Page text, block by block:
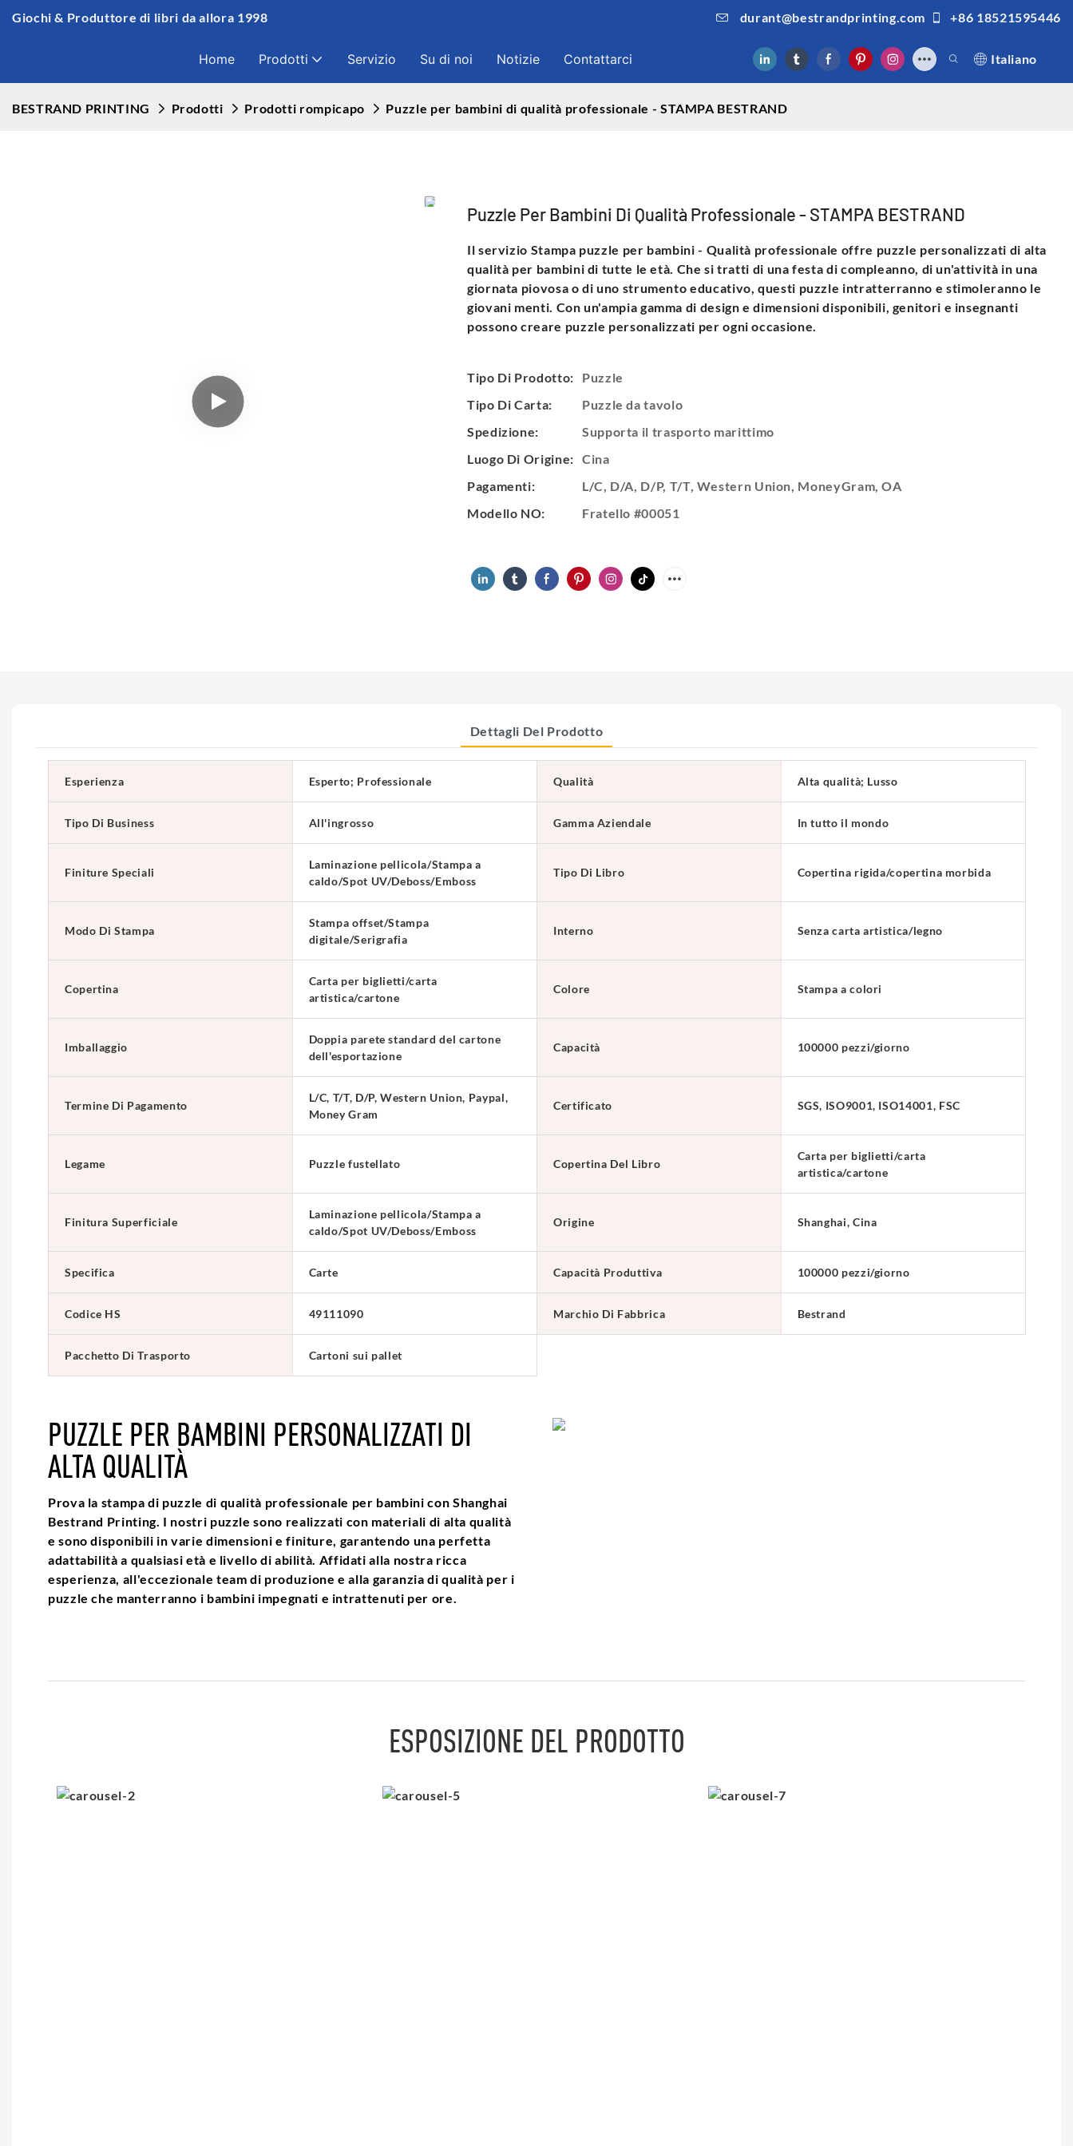
Giochi & Produttore di libri da allora 1998 durant@bestrandprinting.com +86 18521595446
Home Prodotti Servizio Su di noi Notizie Contattarci Italiano
BESTRAND PRINTING Prodotti Prodotti rompicapo Puzzle per bambini di qualità professionale - STAMPA BESTRAND
Puzzle Per Bambini Di Qualità Professionale - STAMPA BESTRAND
Il servizio Stampa puzzle per bambini - Qualità professionale offre puzzle personalizzati di alta
qualità per bambini di tutte le età. Che si tratti di una festa di compleanno, di un'attività in una
giornata piovosa o di uno strumento educativo, questi puzzle intratterranno e stimoleranno le
giovani menti. Con un'ampia gamma di design e dimensioni disponibili, genitori e insegnanti
possono creare puzzle personalizzati per ogni occasione.
Tipo Di Prodotto:
Puzzle
Tipo Di Carta:
Puzzle da tavolo
Spedizione:
Supporta il trasporto marittimo
Luogo Di Origine: Cina
Pagamenti:
L/C, D/A, D/P, T/T, Western Union, MoneyGram, OA
Modello NO:
Fratello #00051
Dettagli Del Prodotto
Esperienza Esperto; Professionale Qualità Alta qualità; Lusso
Tipo Di Business All'ingrosso Gamma Aziendale In tutto il mondo
Finiture Speciali
Laminazione pellicola/Stampa a
caldo/Spot UV/Deboss/Emboss
Tipo Di Libro Copertina rigida/copertina morbida
Modo Di Stampa
Stampa offset/Stampa
digitale/Serigrafia
Interno Senza carta artistica/legno
Copertina
Carta per biglietti/carta
artistica/cartone
Colore Stampa a colori
Imballaggio
Doppia parete standard del cartone
dell'esportazione
Capacità 100000 pezzi/giorno
Termine Di Pagamento
L/C, T/T, D/P, Western Union, Paypal,
Money Gram
Certificato SGS, ISO9001, ISO14001, FSC
Legame Puzzle fustellato Copertina Del Libro
Carta per biglietti/carta
artistica/cartone
Finitura Superficiale
Laminazione pellicola/Stampa a
caldo/Spot UV/Deboss/Emboss
Origine Shanghai, Cina
Specifica Carte Capacità Produttiva 100000 pezzi/giorno
Codice HS 49111090 Marchio Di Fabbrica Bestrand
Pacchetto Di Trasporto Cartoni sui pallet
PUZZLE PER BAMBINI PERSONALIZZATI DI
ALTA QUALITÀ
Prova la stampa di puzzle di qualità professionale per bambini con Shanghai
Bestrand Printing. I nostri puzzle sono realizzati con materiali di alta qualità
e sono disponibili in varie dimensioni e finiture, garantendo una perfetta
adattabilità a qualsiasi età e livello di abilità. Affidati alla nostra ricca
esperienza, all'eccezionale team di produzione e alla garanzia di qualità per i
puzzle che manterranno i bambini impegnati e intrattenuti per ore.
ESPOSIZIONE DEL PRODOTTO